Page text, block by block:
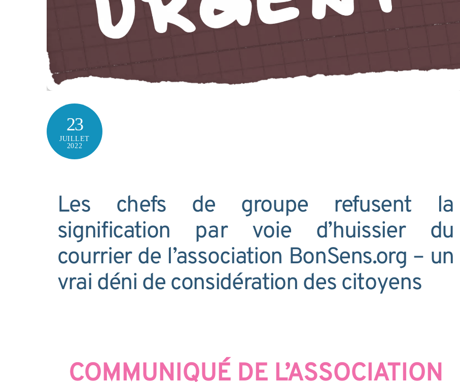
23
JUILLET
2022
Les chefs de groupe refusent la
signification par voie d’huissier du
courrier de l’association BonSens.org – un
vrai déni de considération des citoyens
COMMUNIQUÉ DE L’ASSOCIATION